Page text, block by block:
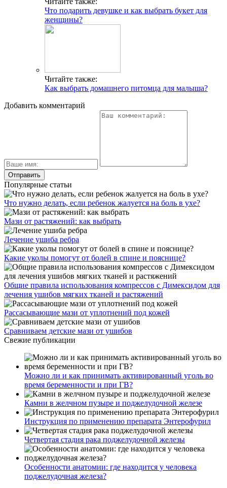
Популярные статьи
Что нужно делать, если ребенок жалуется на боль в ухе?
Мази от растяжений: как выбрать
Лечение ушиба ребра
Какие уколы помогут от болей в спине и пояснице?
Общие правила использования компрессов с Димексидом для
лечения ушибов мягких тканей и растяжений
Рассасывающие мази от уплотнений под кожей
Сравниваем детские мази от ушибов
Свежие публикации
Можно ли и как принимать активированный уголь во
время беременности и при ГВ?
Камни в желчном пузыре и поджелудочной железе
Инструкция по применению препарата Энтерофурил
Четвертая стадия рака поджелудочной железы